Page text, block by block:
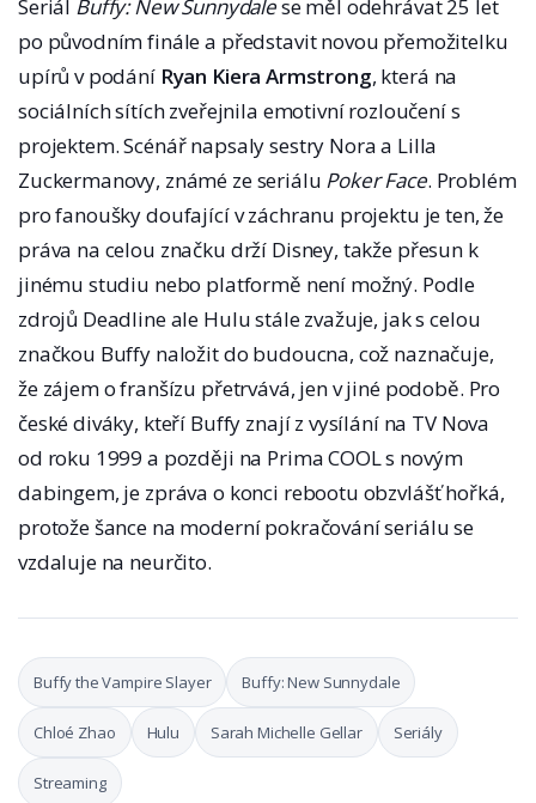
Seriál Buffy: New Sunnydalese měl odehrávat 25 let
po původním finále a představit novou přemožitelku
upírů v podání Ryan Kiera Armstrong, která na
sociálních sítích zveřejnila emotivní rozloučení s
projektem. Scénář napsaly sestry Nora a Lilla
Zuckermanovy, známé ze seriálu Poker Face. Problém
pro fanoušky doufající v záchranu projektu je ten, že
práva na celou značku drží Disney, takže přesun k
jinému studiu nebo platformě není možný. Podle
zdrojů Deadline ale Hulu stále zvažuje, jak s celou
značkou Buffy naložit do budoucna, což naznačuje,
že zájem o franšízu přetrvává, jen v jiné podobě. Pro
české diváky, kteří Buffy znají z vysílání na TV Nova
od roku 1999 a později na Prima COOL s novým
dabingem, je zpráva o konci rebootu obzvlášť hořká,
protože šance na moderní pokračování seriálu se
vzdaluje na neurčito.
Buffy the Vampire Slayer Buffy: New Sunnydale
Chloé Zhao Hulu Sarah Michelle Gellar Seriály
Streaming